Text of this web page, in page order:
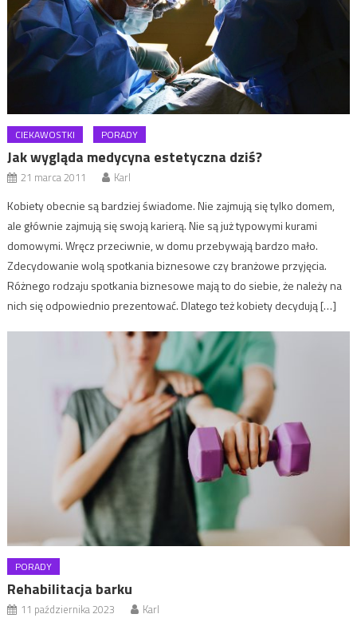
CIEKAWOSTKI PORADY
Jak wygląda medycyna estetyczna dziś?
21 marca 2011 Karl
Kobiety obecnie są bardziej świadome. Nie zajmują się tylko domem,
ale głównie zajmują się swoją karierą. Nie są już typowymi kurami
domowymi. Wręcz przeciwnie, w domu przebywają bardzo mało.
Zdecydowanie wolą spotkania biznesowe czy branżowe przyjęcia.
Różnego rodzaju spotkania biznesowe mają to do siebie, że należy na
nich się odpowiednio prezentować. Dlatego też kobiety decydują […]
PORADY
Rehabilitacja barku
11 października 2023 Karl